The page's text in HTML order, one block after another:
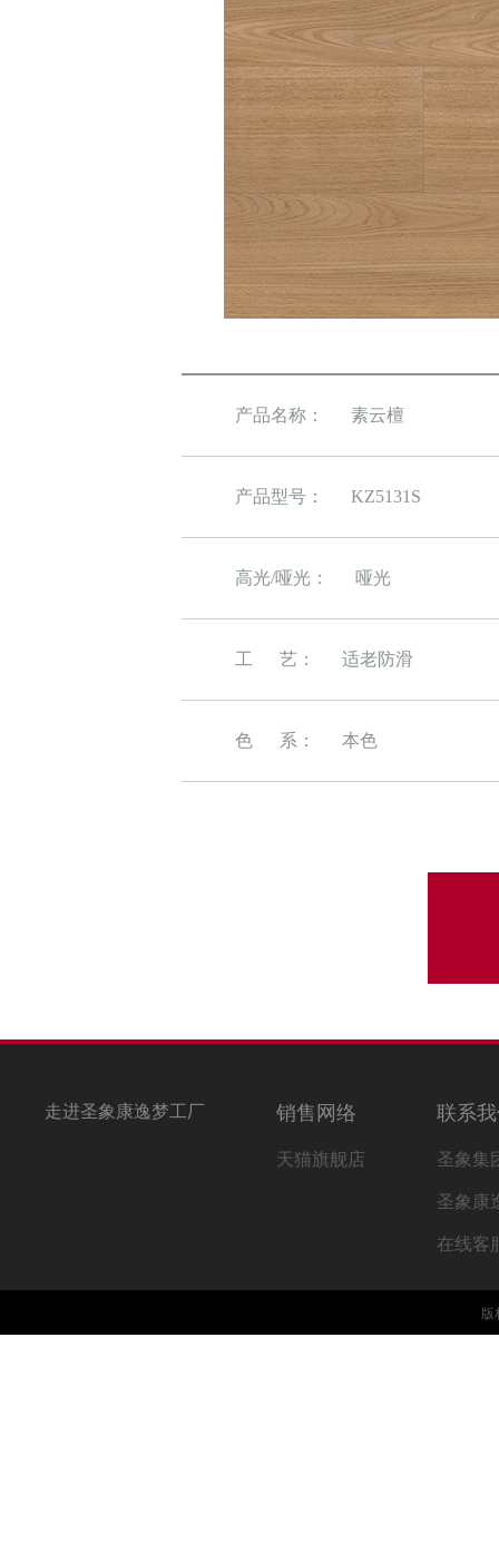
产品名称： 素云檀
产品型号： KZ5131S
高光/哑光： 哑光
工 艺： 适老防滑
色 系： 本色
走进圣象康逸梦工厂 销售网络
天猫旗舰店
联系
圣象集
圣象康
在线客
版